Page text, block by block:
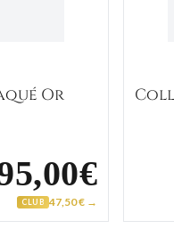
Or
CLUB 47,50 € →